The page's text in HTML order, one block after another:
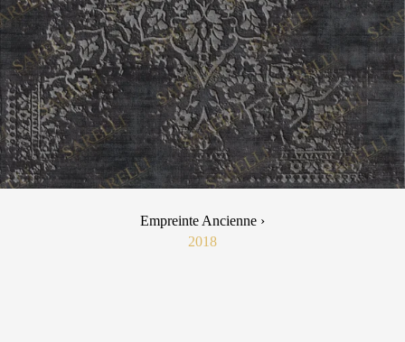
Empreinte Ancienne ›
2018